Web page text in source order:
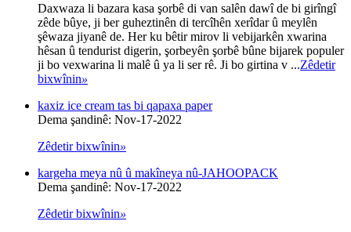
Daxwaza li bazara kasa şorbê di van salên dawî de bi girîngî
zêde bûye, ji ber guheztinên di tercîhên xerîdar û meylên
şêwaza jiyanê de. Her ku bêtir mirov li vebijarkên xwarina
hêsan û tendurist digerin, şorbeyên şorbê bûne bijarek populer
ji bo vexwarina li malê û ya li ser rê. Ji bo girtina v ...Zêdetir
bixwînin»
kaxiz ice cream tas bi qapaxa paper
Dema şandinê: Nov-17-2022
Zêdetir bixwînin»
kargeha meya nû û makîneya nû-JAHOOPACK
Dema şandinê: Nov-17-2022
Zêdetir bixwînin»